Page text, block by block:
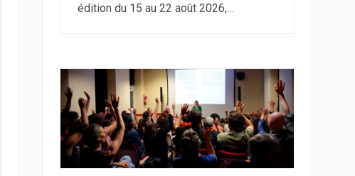
édition du 15 au 22 août 2026,…